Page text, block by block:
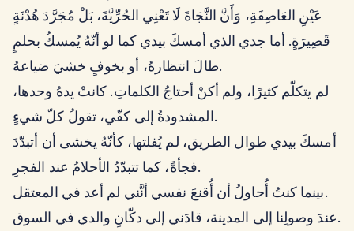
عَيْنِ العَاصِفَةِ، وَأَنَّ النَّجَاةَ لَا تَعْنِي الحُرِّيَّةَ، بَلْ مُجَرَّدَ هُدْنَةٍ
قَصِيرَةٍ. أما جدي الذي أمسكَ بيدي كما لو أنّهُ يُمسكُ بحلمٍ
طالَ انتظارهُ، أو بخوفٍ خشيَ ضياعهُ.
لم يتكلّم كثيرًا، ولم أكنْ أحتاجُ الكلماتِ. كانتْ يدهُ وحدها،
المشدودةُ إلى كفّي، تقولُ كلّ شيءٍ.
أمسكَ بيدي طوال الطريق، لم يُفلتها، كأنّهُ يخشى أن أتبدّدَ
فجأةً، كما تتبدّدُ الأحلامُ عند الفجرِ.
بينما كنتُ أُحاولُ أن أُقنعَ نفسي أنَّني لم أعد في المعتقل.
عندَ وصولِنا إلى المدينة، قادَني إلى دكّانِ والدي في السوق.